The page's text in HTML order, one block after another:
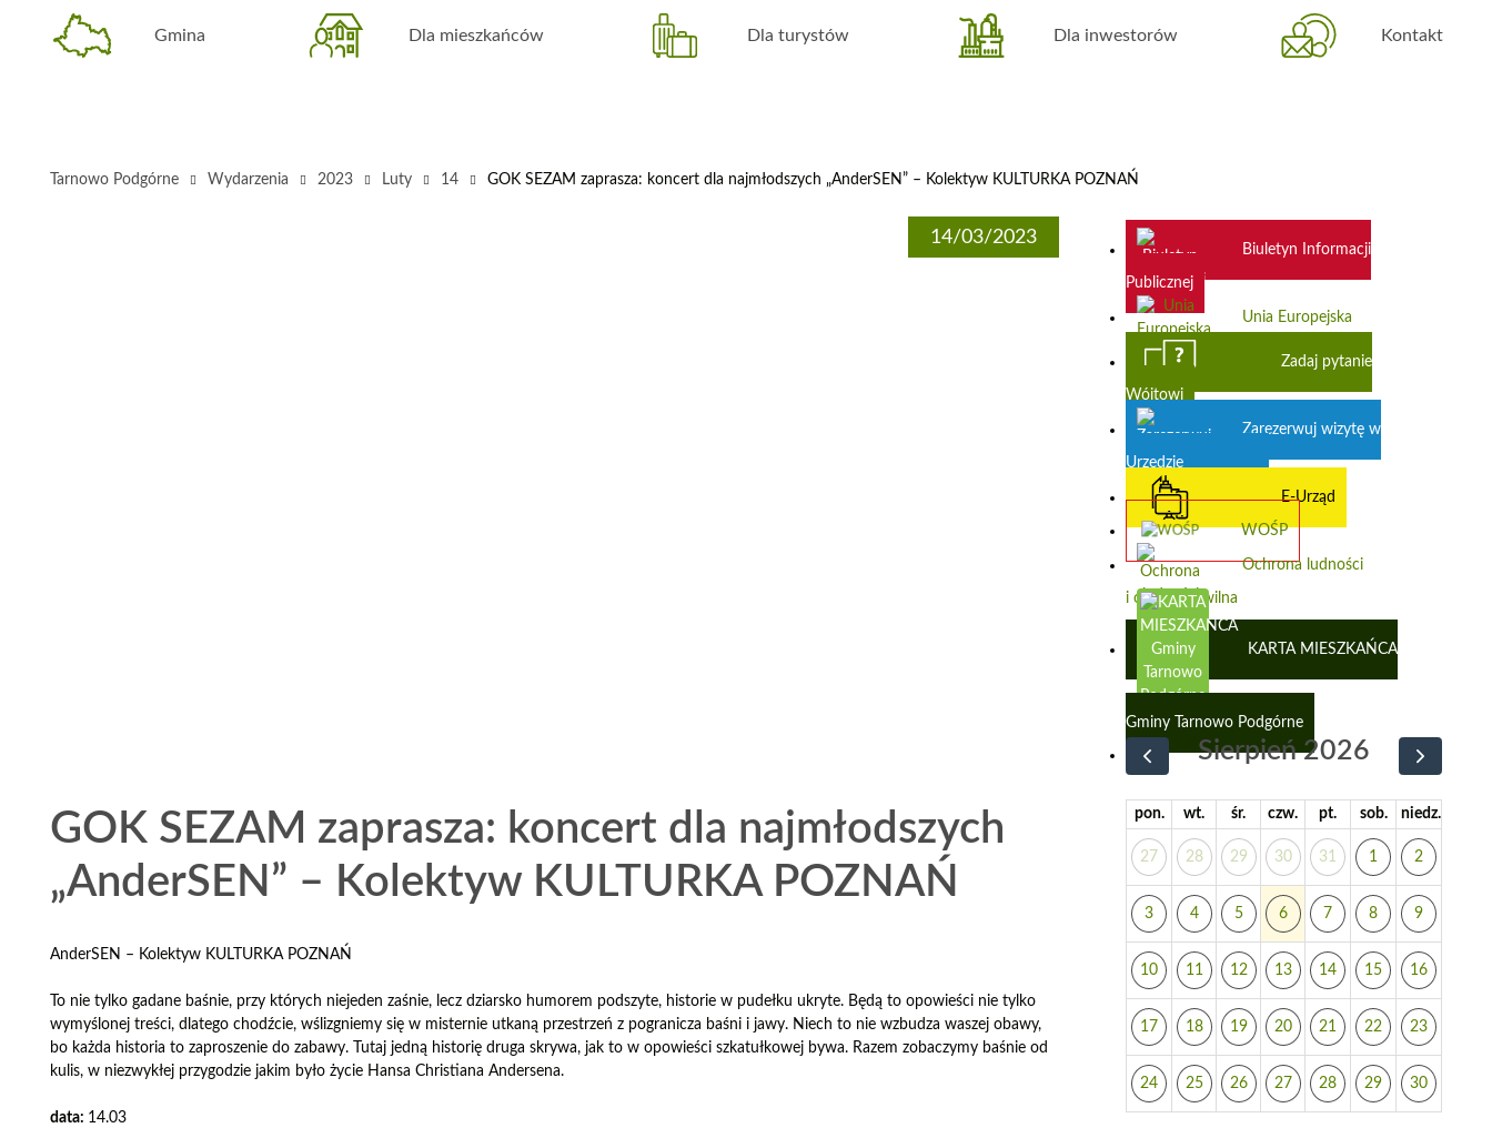
Gmina Dla mieszkańców Dla turystów Dla inwestorów Kontakt
Tarnowo Podgórne Wydarzenia 2023 Luty 14 GOK SEZAM zaprasza: koncert dla najmłodszych „AnderSEN” – Kolektyw KULTURKA POZNAŃ
14/03/2023
GOK SEZAM zaprasza: koncert dla najmłodszych
„AnderSEN” – Kolektyw KULTURKA POZNAŃ
AnderSEN – Kolektyw KULTURKA POZNAŃ
To nie tylko gadane baśnie, przy których niejeden zaśnie, lecz dziarsko humorem podszyte, historie w pudełku ukryte. Będą to opowieści nie tylko
wymyślonej treści, dlatego chodźcie, wślizgniemy się w misternie utkaną przestrzeń z pogranicza baśni i jawy. Niech to nie wzbudza waszej obawy,
bo każda historia to zaproszenie do zabawy. Tutaj jedną historię druga skrywa, jak to w opowieści szkatułkowej bywa. Razem zobaczymy baśnie od
kulis, w niezwykłej przygodzie jakim było życie Hansa Christiana Andersena.
data: 14.03
Biuletyn Informacji
Publicznej
Unia Europejska
Zadaj pytanie
Wójtowi
Zarezerwuj wizytę w
Urzędzie
E-Urząd
WOŚP
Ochrona ludności
i obrona cywilna
KARTA MIESZKAŃCA
Gminy Tarnowo Podgórne
Sierpień 2026
pon. wt. śr. czw. pt. sob. niedz.
27 28 29 30 31 1 2
3 4 5 6 7 8 9
10 11 12 13 14 15 16
17 18 19 20 21 22 23
24 25 26 27 28 29 30